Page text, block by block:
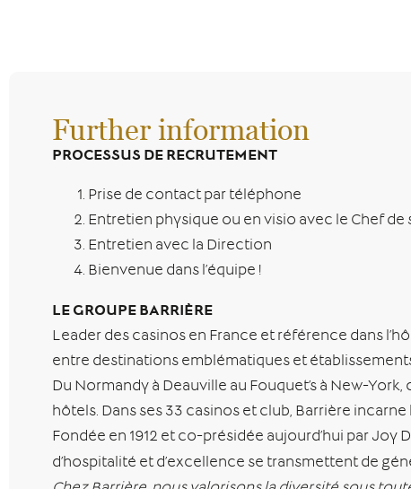
Further information
PROCESSUS DE RECRUTEMENT
Prise de contact par téléphone
Entretien physique ou en visio avec le Chef de
Entretien avec la Direction
Bienvenue dans l’équipe !
LE GROUPE BARRIÈRE
Leader des casinos en France et référence dans
entre destinations emblématiques et
Du Normandy à Deauville au Fouquet’s à New-
hôtels. Dans ses 33 casinos et club, Barrière
Fondée en 1912 et co-présidée aujourd’hui par
d’hospitalité et d’excellence se transmettent de